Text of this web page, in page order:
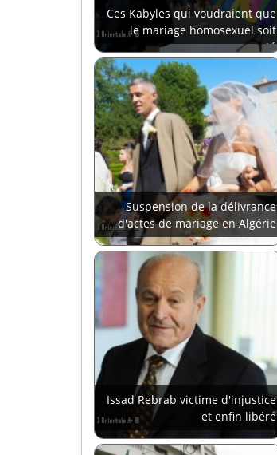
Ces Kabyles qui voudraient que
le mariage homosexuel soit
accepté
Suspension de la délivrance
d'actes de mariage en Algérie
Issad Rebrab victime d'injustice
et enfin libéré